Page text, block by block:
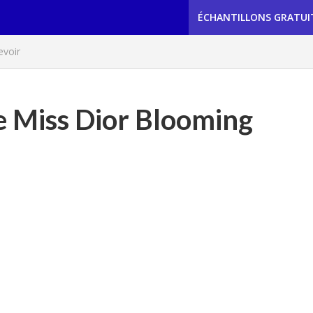
ÉCHANTILLONS
Dior Blooming